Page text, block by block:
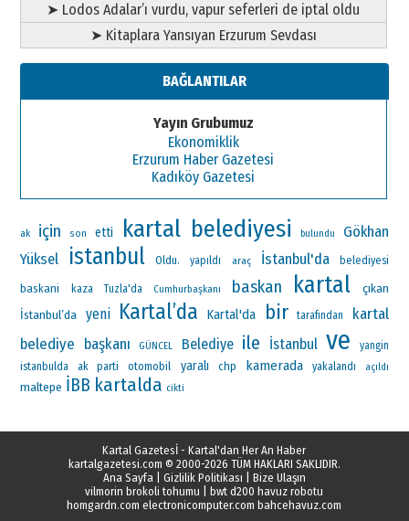
➤ Lodos Adalar’ı vurdu, vapur seferleri de iptal oldu
➤ Kitaplara Yansıyan Erzurum Sevdası
BAĞLANTILAR
Yayın Grubumuz
Ekonomiklik
Erzurum Haber Gazetesi
Kadıköy Gazetesi
ak için son etti kartal belediyesi bulundu
Gökhan
Yüksel
istanbul Oldu. yapıldı araç İstanbul'da belediyesi
baskani kaza Tuzla'da Cumhurbaşkanı baskan kartal
çıkan
İstanbul’da yeni Kartal’da Kartal'da bir tarafından
kartal
belediye başkanı
GÜNCEL Belediye ile İstanbul ve
yangin
istanbulda
ak parti otomobil yaralı chp kamerada yakalandı açıldı
maltepe İBB kartalda cikti
Kartal Gazetesİ - Kartal'dan Her An Haber
kartalgazetesi.com © 2000-2026 TÜM HAKLARI SAKLIDIR.
Ana Sayfa| Gizlilik Politikası
Bize Ulaşın
vilmorin brokoli tohumu
bwt d200 havuz robotu
homgardn.com electronicomputer.com bahcehavuz.com